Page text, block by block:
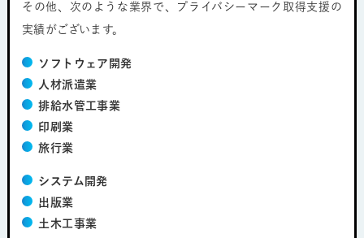
その他、次のような業界で、プライバシーマーク取得支援の
実績がございます。
ソフトウェア開発
人材派遣業
排給水管工事業
印刷業
旅行業
システム開発
出版業
土木工事業